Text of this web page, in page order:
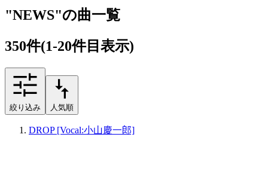
"NEWS"の曲一覧
350件(1-20件目表示)
絞り込み 人気順
DROP [Vocal:小山慶一郎]